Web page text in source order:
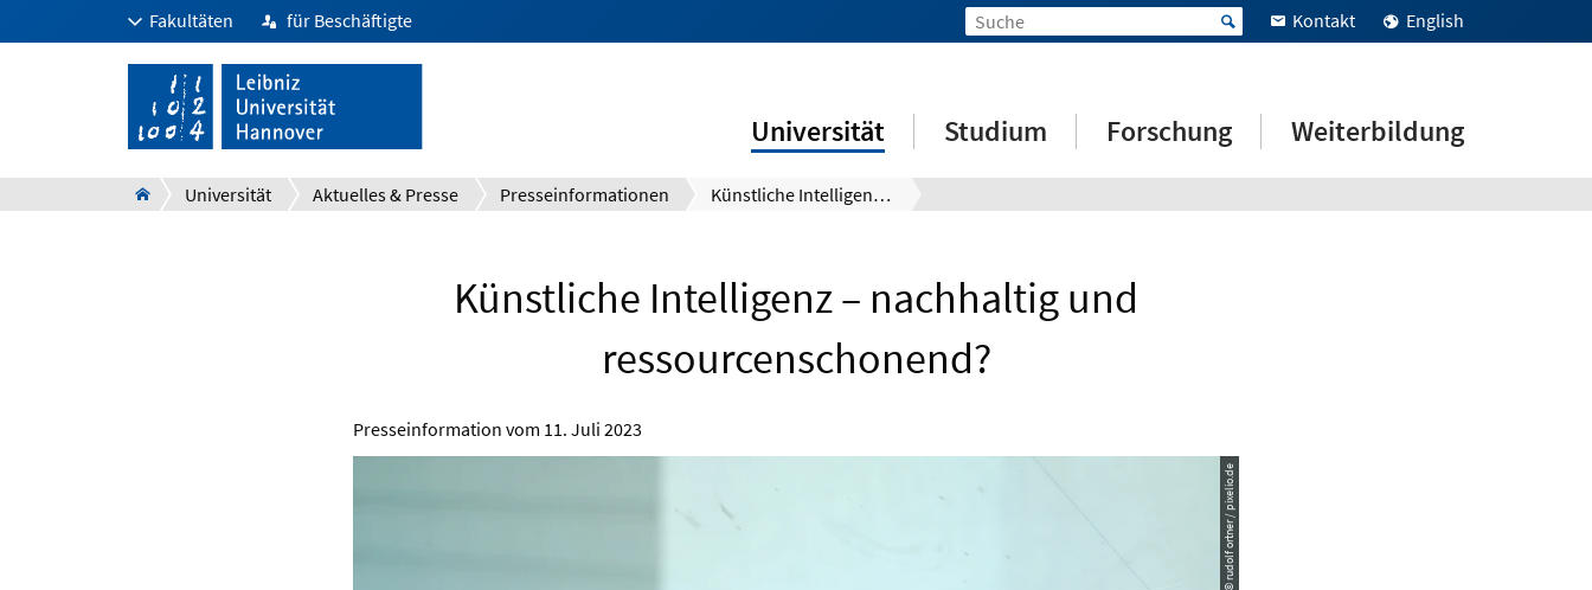
Fakultäten für Beschäftigte Kontakt English
Universität Studium Forschung Weiterbildung
Universität Aktuelles & Presse Presseinformationen Künstliche Intelligenz – nachhaltig und ressourcenschonend?
Künstliche Intelligenz – nachhaltig und
ressourcenschonend?
Presseinformation vom 11. Juli 2023
© rudolf ortner / pixelio.de